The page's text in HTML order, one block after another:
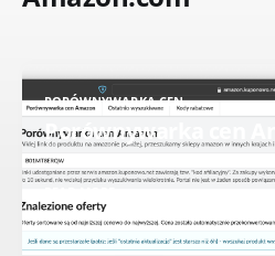
PORÓWNYWARKA CEN
Porównywarka cen